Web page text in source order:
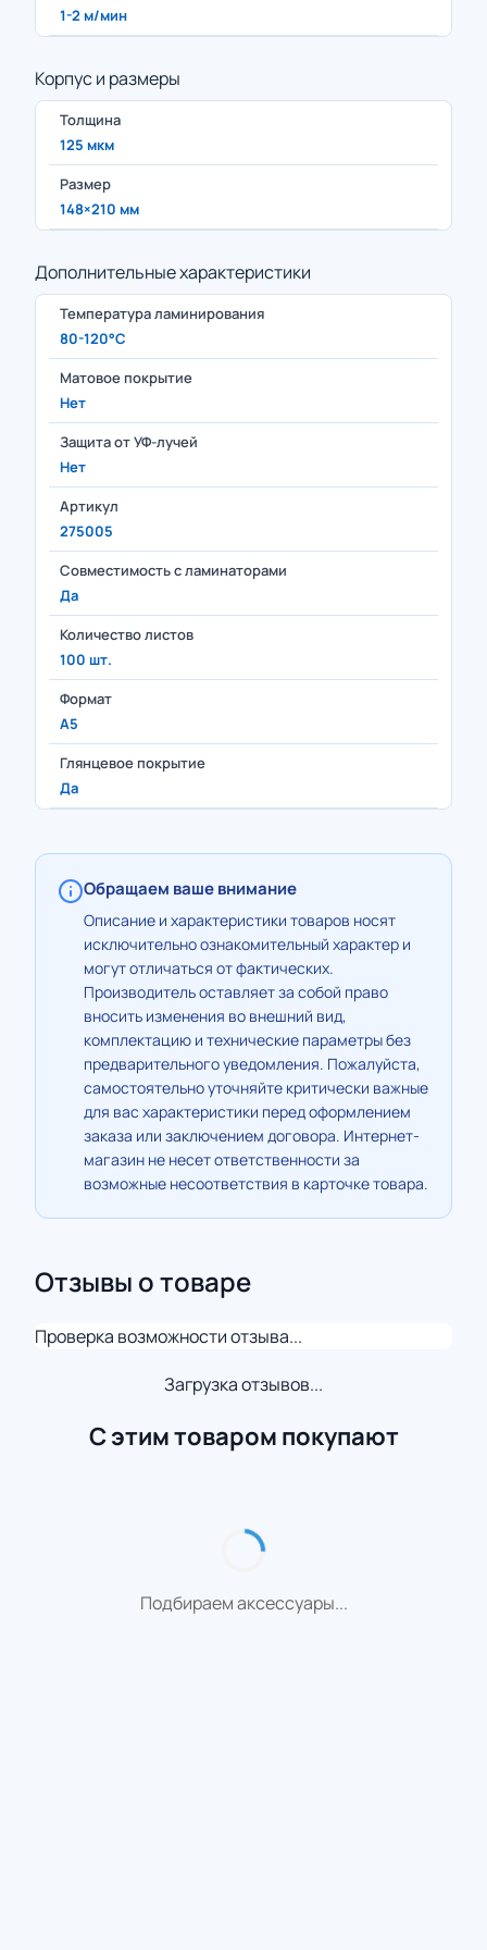
1-2 м/мин
Корпус и размеры
Толщина
125 мкм
Размер
148×210 мм
Дополнительные характеристики
Температура ламинирования
80-120°C
Матовое покрытие
Нет
Защита от УФ-лучей
Нет
Артикул
275005
Совместимость с ламинаторами
Да
Количество листов
100 шт.
Формат
А5
Глянцевое покрытие
Да
Обращаем ваше внимание
Описание и характеристики товаров носят
исключительно ознакомительный характер и
могут отличаться от фактических.
Производитель оставляет за собой право
вносить изменения во внешний вид,
комплектацию и технические параметры без
предварительного уведомления. Пожалуйста,
самостоятельно уточняйте критически важные
для вас характеристики перед оформлением
заказа или заключением договора. Интернет-
магазин не несет ответственности за
возможные несоответствия в карточке товара.
Отзывы о товаре
Проверка возможности отзыва...
Загрузка отзывов...
С этим товаром покупают
Подбираем аксессуары...